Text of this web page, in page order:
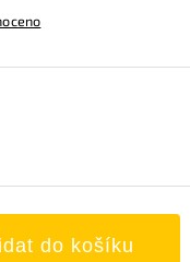
do košíku